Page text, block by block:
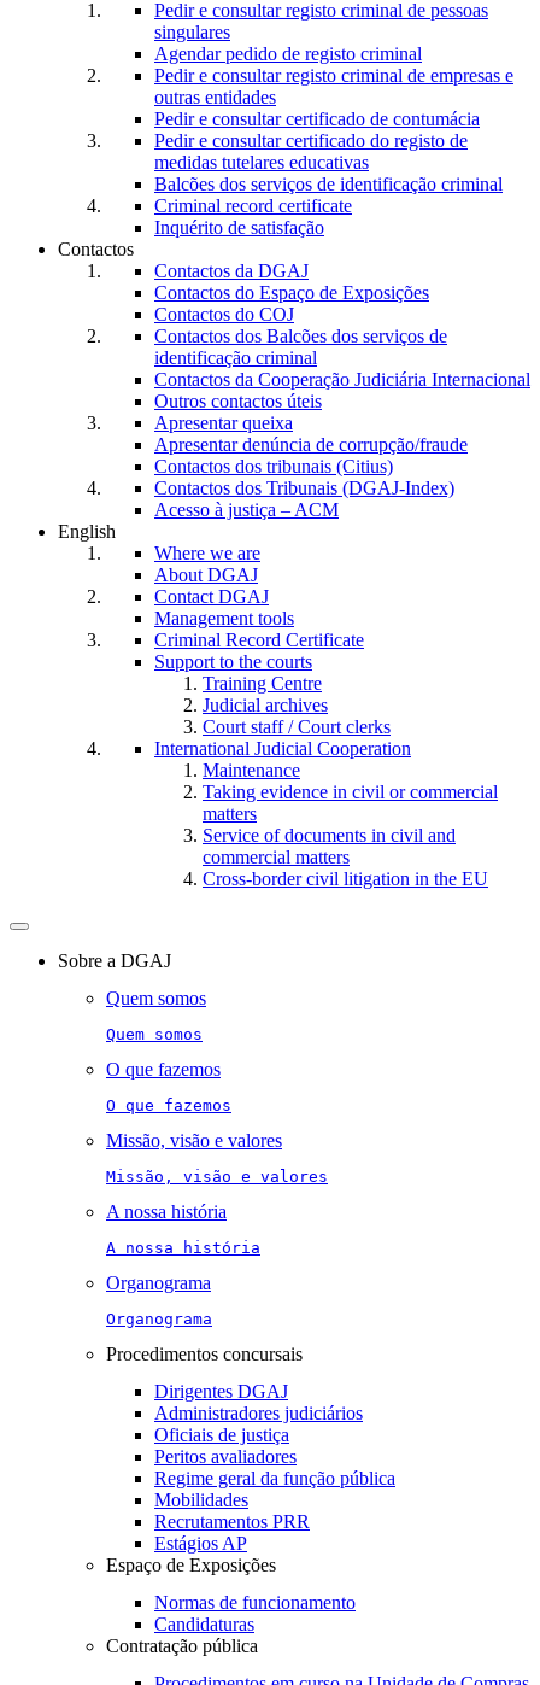
Pedir e consultar registo criminal de pessoas
singulares
Agendar pedido de registo criminal
Pedir e consultar registo criminal de empresas e
outras entidades
Pedir e consultar certificado de contumácia
Pedir e consultar certificado do registo de
medidas tutelares educativas
Balcões dos serviços de identificação criminal
Criminal record certificate
Inquérito de satisfação
Contactos
Contactos da DGAJ
Contactos do Espaço de Exposições
Contactos do COJ
Contactos dos Balcões dos serviços de
identificação criminal
Contactos da Cooperação Judiciária Internacional
Outros contactos úteis
Apresentar queixa
Apresentar denúncia de corrupção/fraude
Contactos dos tribunais (Citius)
Contactos dos Tribunais (DGAJ-Index)
Acesso à justiça – ACM
English
Where we are
About DGAJ
Contact DGAJ
Management tools
Criminal Record Certificate
Support to the courts
Training Centre
Judicial archives
Court staff / Court clerks
International Judicial Cooperation
Maintenance
Taking evidence in civil or commercial
matters
Service of documents in civil and
commercial matters​​
Cross-border civil litigation in the EU
Toggle
navigationSobre a DGAJ
Quem somos
Quem somos
O que fazemos
O que fazemos
Missão, visão e valores
Missão, visão e valores
A nossa história
A nossa história
Organograma
Organograma
Procedimentos concursais
Dirigentes DGAJ
Administradores judiciários
Oficiais de justiça
Peritos avaliadores
Regime geral da função pública
Mobilidades
Recrutamentos PRR
Estágios AP
Espaço de Exposições
Normas de funcionamento
Candidaturas
Contratação pública